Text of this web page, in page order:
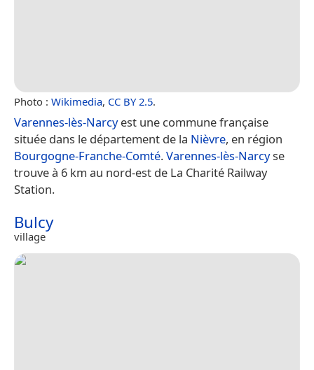
Photo : Wikimedia, CC BY 2.5.
Varennes-lès-Narcyest une commune française
située dans le département de la Nièvre, en région
Bourgogne-Franche-Comté.Varennes-lès-Narcyse
trouve à 6 km au nord-est de La Charité Railway
Station.
Bulcy
village